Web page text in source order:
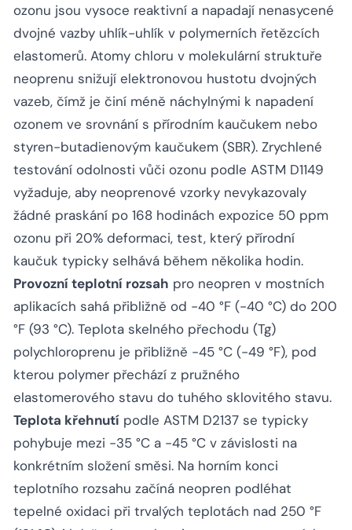
ozonu jsou vysoce reaktivní a napadají nenasycené
dvojné vazby uhlík-uhlík v polymerních řetězcích
elastomerů. Atomy chloru v molekulární struktuře
neoprenu snižují elektronovou hustotu dvojných
vazeb, čímž je činí méně náchylnými k napadení
ozonem ve srovnání s přírodním kaučukem nebo
styren-butadienovým kaučukem (SBR). Zrychlené
testování odolnosti vůči ozonu podle ASTM D1149
vyžaduje, aby neoprenové vzorky nevykazovaly
žádné praskání po 168 hodinách expozice 50 ppm
ozonu při 20% deformaci, test, který přírodní
kaučuk typicky selhává během několika hodin.
Provozní teplotní rozsah pro neopren v mostních
aplikacích sahá přibližně od -40 °F (-40 °C) do 200
°F (93 °C). Teplota skelného přechodu (Tg)
polychloroprenu je přibližně -45 °C (-49 °F), pod
kterou polymer přechází z pružného
elastomerového stavu do tuhého sklovitého stavu.
Teplota křehnutí podle ASTM D2137 se typicky
pohybuje mezi -35 °C a -45 °C v závislosti na
konkrétním složení směsi. Na horním konci
teplotního rozsahu začíná neopren podléhat
tepelné oxidaci při trvalých teplotách nad 250 °F